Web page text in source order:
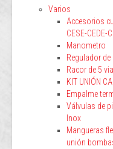
Varios
Accesorios
CESE-CEDE-
Manometro
Regulador de
Racor de 5
KIT UNIÓN
Empalme
Válvulas de
Inox
Mangueras
unión